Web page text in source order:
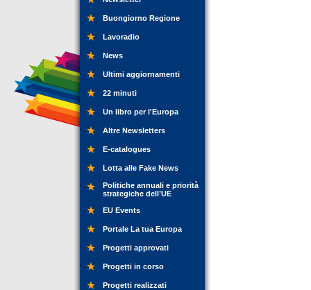
Buongiorno Regione
Lavoradio
News
Ultimi aggiornamenti
22 minuti
Un libro per l'Europa
Altre Newsletters
E-catalogues
Lotta alle Fake News
Politiche annuali e priorità
strategiche dell’UE
EU Events
Portale La tua Europa
Progetti approvati
Progetti in corso
Progetti realizzati